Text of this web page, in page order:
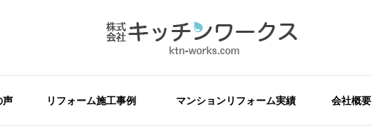
声 リフォーム施工事例 マンションリフォーム実績 会社概要